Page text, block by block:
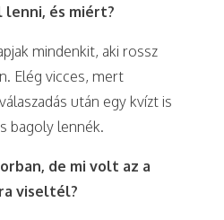
és miért?
mindenkit, aki rossz
Elég vicces, mert
után egy kvízt is
bagoly lennék.
de mi volt az a
viseltél?